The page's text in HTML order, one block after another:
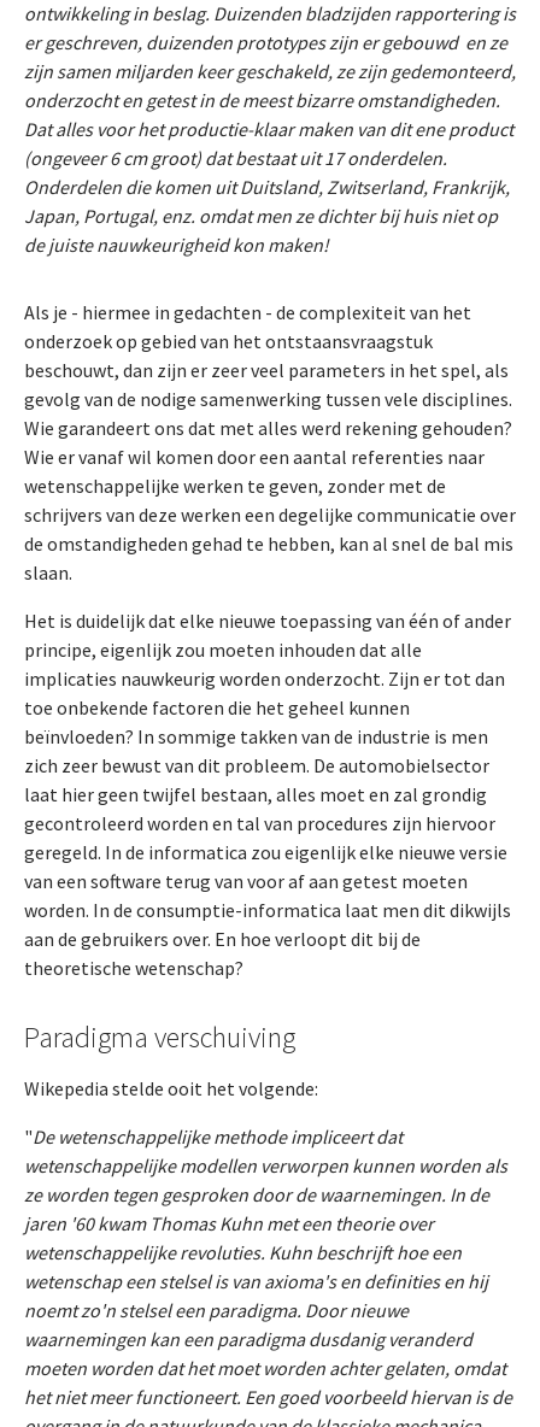
ontwikkeling in beslag. Duizenden bladzijden rapportering is
er geschreven, duizenden prototypes zijn er gebouwd en ze
zijn samen miljarden keer geschakeld, ze zijn gedemonteerd,
onderzocht en getest in de meest bizarre omstandigheden.
Dat alles voor het productie-klaar maken van dit ene product
(ongeveer 6 cm groot) dat bestaat uit 17 onderdelen.
Onderdelen die komen uit Duitsland, Zwitserland, Frankrijk,
Japan, Portugal, enz. omdat men ze dichter bij huis niet op
de juiste nauwkeurigheid kon maken!
Als je - hiermee in gedachten - de complexiteit van het
onderzoek op gebied van het ontstaansvraagstuk
beschouwt, dan zijn er zeer veel parameters in het spel, als
gevolg van de nodige samenwerking tussen vele disciplines.
Wie garandeert ons dat met alles werd rekening gehouden?
Wie er vanaf wil komen door een aantal referenties naar
wetenschappelijke werken te geven, zonder met de
schrijvers van deze werken een degelijke communicatie over
de omstandigheden gehad te hebben, kan al snel de bal mis
slaan.
Het is duidelijk dat elke nieuwe toepassing van één of ander
principe, eigenlijk zou moeten inhouden dat alle
implicaties nauwkeurig worden onderzocht. Zijn er tot dan
toe onbekende factoren die het geheel kunnen
beïnvloeden? In sommige takken van de industrie is men
zich zeer bewust van dit probleem. De automobielsector
laat hier geen twijfel bestaan, alles moet en zal grondig
gecontroleerd worden en tal van procedures zijn hiervoor
geregeld. In de informatica zou eigenlijk elke nieuwe versie
van een software terug van voor af aan getest moeten
worden. In de consumptie-informatica laat men dit dikwijls
aan de gebruikers over. En hoe verloopt dit bij de
theoretische wetenschap?
Paradigma verschuiving
Wikepedia stelde ooit het volgende:
"De wetenschappelijke methode impliceert dat
wetenschappelijke modellen verworpen kunnen worden als
ze worden tegen gesproken door de waarnemingen. In de
jaren '60 kwam Thomas Kuhn met een theorie over
wetenschappelijke revoluties. Kuhn beschrijft hoe een
wetenschap een stelsel is van axioma's en definities en hij
noemt zo'n stelsel een paradigma. Door nieuwe
waarnemingen kan een paradigma dusdanig veranderd
moeten worden dat het moet worden achter gelaten, omdat
het niet meer functioneert. Een goed voorbeeld hiervan is de